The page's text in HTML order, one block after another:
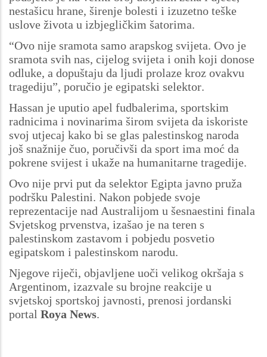
nestašicu hrane, širenje bolesti i izuzetno teške
uslove života u izbjegličkim šatorima.
“Ovo nije sramota samo arapskog svijeta. Ovo je
sramota svih nas, cijelog svijeta i onih koji donose
odluke, a dopuštaju da ljudi prolaze kroz ovakvu
tragediju”, poručio je egipatski selektor.
Hassan je uputio apel fudbalerima, sportskim
radnicima i novinarima širom svijeta da iskoriste
svoj utjecaj kako bi se glas palestinskog naroda
još snažnije čuo, poručivši da sport ima moć da
pokrene svijest i ukaže na humanitarne tragedije.
Ovo nije prvi put da selektor Egipta javno pruža
podršku Palestini. Nakon pobjede svoje
reprezentacije nad Australijom u šesnaestini finala
Svjetskog prvenstva, izašao je na teren s
palestinskom zastavom i pobjedu posvetio
egipatskom i palestinskom narodu.
Njegove riječi, objavljene uoči velikog okršaja s
Argentinom, izazvale su brojne reakcije u
svjetskoj sportskoj javnosti, prenosi jordanski
portal Roya News.